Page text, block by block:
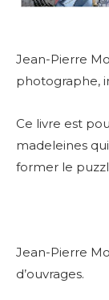
Jean-Pierre
photographe,
Ce livre est
madeleines
former le
Jean-Pierre
d’ouvrages.